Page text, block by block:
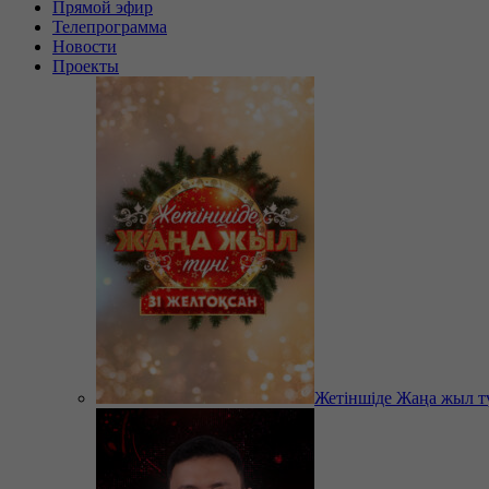
Прямой эфир
Телепрограмма
Новости
Проекты
Жетіншіде Жаңа жыл